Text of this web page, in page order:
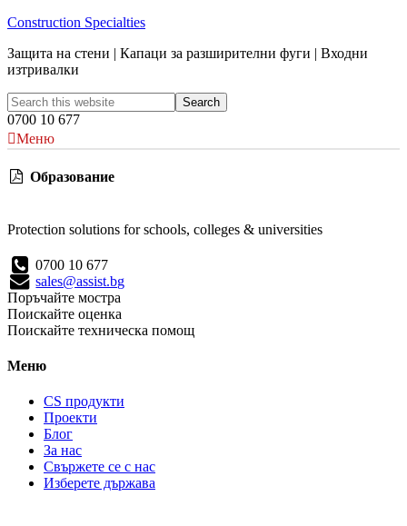
Construction Specialties
Защита на стени | Капаци за разширителни фуги | Входни
изтривалки
0700 10 677
Меню
Образование
Protection solutions for schools, colleges & universities
0700 10 677
sales@assist.bg
Поръчайте мостра
Поискайте оценка
Поискайте техническа помощ
Меню
CS продукти
Проекти
Блог
За нас
Свържете се с нас
Изберете държава